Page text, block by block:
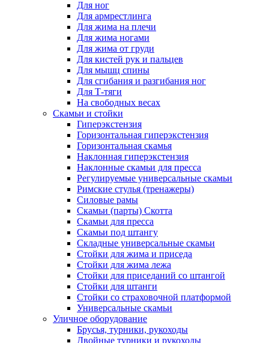
Для ног
Для армрестлинга
Для жима на плечи
Для жима ногами
Для жима от груди
Для кистей рук и пальцев
Для мышц спины
Для сгибания и разгибания ног
Для Т-тяги
На свободных весах
Скамьи и стойки
Гиперэкстензия
Горизонтальная гиперэкстензия
Горизонтальная скамья
Наклонная гиперэкстензия
Наклонные скамьи для пресса
Регулируемые универсальные скамьи
Римские стулья (тренажеры)
Силовые рамы
Скамьи (парты) Скотта
Скамьи для пресса
Скамьи под штангу
Складные универсальные скамьи
Стойки для жима и приседа
Стойки для жима лежа
Стойки для приседаний со штангой
Стойки для штанги
Стойки со страховочной платформой
Универсальные скамьи
Уличное оборудование
Брусья, турники, рукоходы
Двойные турники и рукоходы